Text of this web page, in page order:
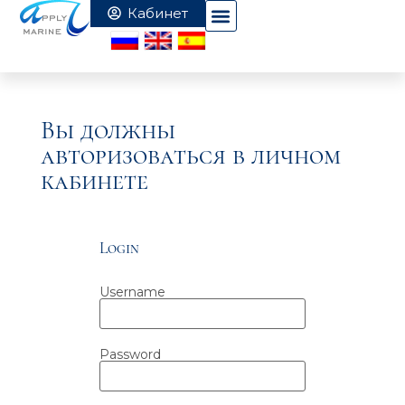
Вы должны
авторизоваться в личном
кабинете
Login
Username
Password